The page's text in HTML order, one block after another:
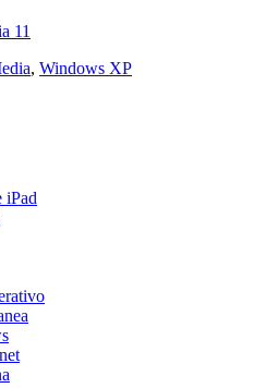
11
, Windows XP
iPad